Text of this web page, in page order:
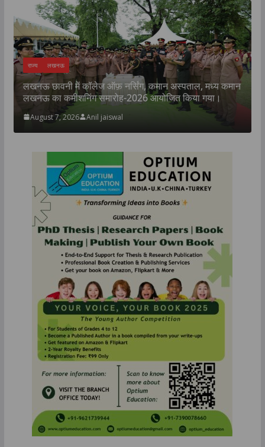
मध्य कमान
गया।
TOP NEWS उत्तर प्रदेश लखनऊ
किरण फाउंडेशन के “एक पौधा माँ के नाम” अभियान के
पौधारोपण एवं शिक्षण सामग्री वितरण सम्पन्न
July 31, 2026